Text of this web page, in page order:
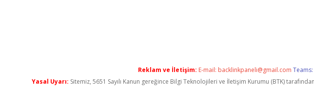
Reklam ve İletişim: E-mail: backlinkpaneli@gmail.com Teams:
Yasal Uyarı: Sitemiz, 5651 Sayılı Kanun gereğince Bilgi Teknolojileri ve İletişim Kurumu (BTK)